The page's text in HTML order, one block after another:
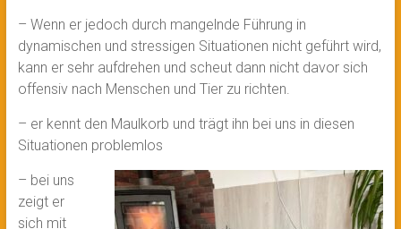
– ⁠Wenn er jedoch durch mangelnde Führung in
dynamischen und stressigen Situationen nicht geführt wird,
kann er sehr aufdrehen und scheut dann nicht davor sich
offensiv nach Menschen und Tier zu richten.
– er kennt den Maulkorb und trägt ihn bei uns in diesen
Situationen problemlos
– bei uns
zeigt er
sich mit